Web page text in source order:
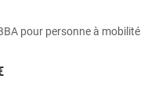
pour personne à mobilité